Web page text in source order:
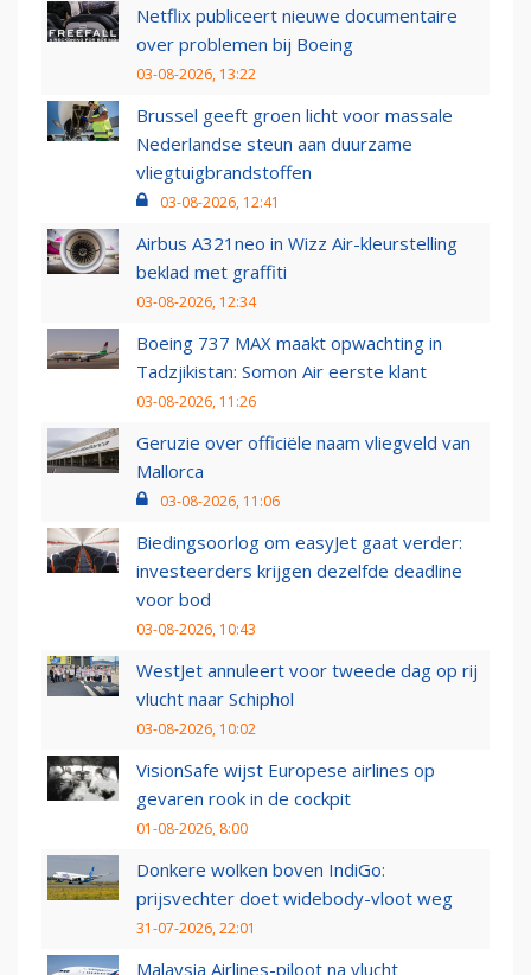
Netflix publiceert nieuwe documentaire
over problemen bij Boeing
03-08-2026, 13:22
Brussel geeft groen licht voor massale
Nederlandse steun aan duurzame
vliegtuigbrandstoffen
03-08-2026, 12:41
Airbus A321neo in Wizz Air-kleurstelling
beklad met graffiti
03-08-2026, 12:34
Boeing 737 MAX maakt opwachting in
Tadzjikistan: Somon Air eerste klant
03-08-2026, 11:26
Geruzie over officiële naam vliegveld van
Mallorca
03-08-2026, 11:06
Biedingsoorlog om easyJet gaat verder:
investeerders krijgen dezelfde deadline
voor bod
03-08-2026, 10:43
WestJet annuleert voor tweede dag op rij
vlucht naar Schiphol
03-08-2026, 10:02
VisionSafe wijst Europese airlines op
gevaren rook in de cockpit
01-08-2026, 8:00
Donkere wolken boven IndiGo:
prijsvechter doet widebody-vloot weg
31-07-2026, 22:01
Malaysia Airlines-piloot na vlucht